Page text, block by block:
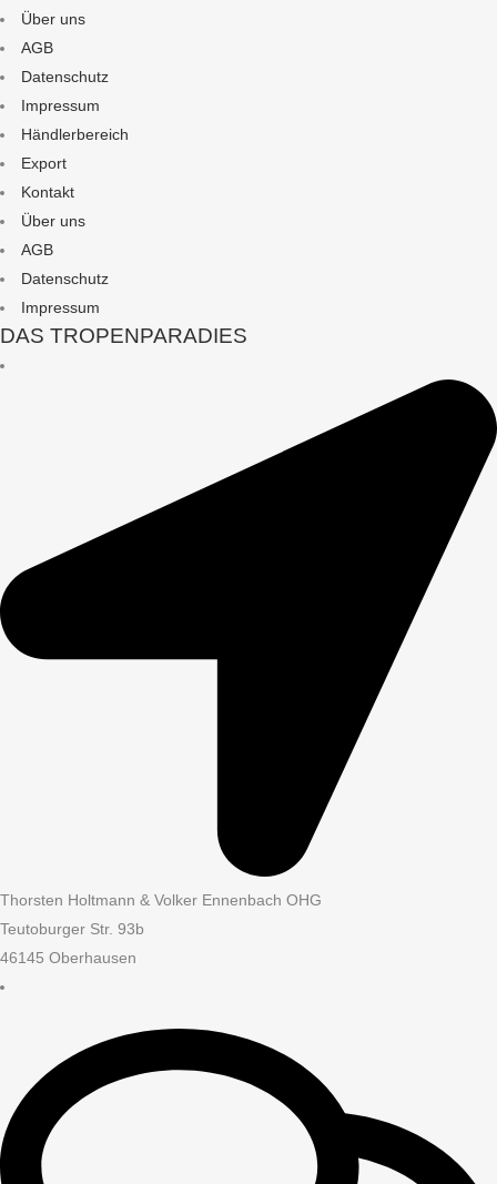
Über uns
AGB
Datenschutz
Impressum
Händlerbereich
Export
Kontakt
Über uns
AGB
Datenschutz
Impressum
DAS TROPENPARADIES
Thorsten Holtmann & Volker Ennenbach OHG
Teutoburger Str. 93b
46145 Oberhausen